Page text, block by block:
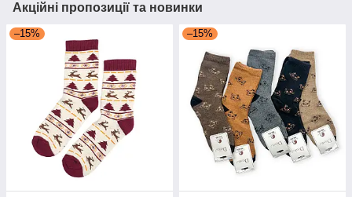
Акційні пропозиції та новинки
–15% –15%